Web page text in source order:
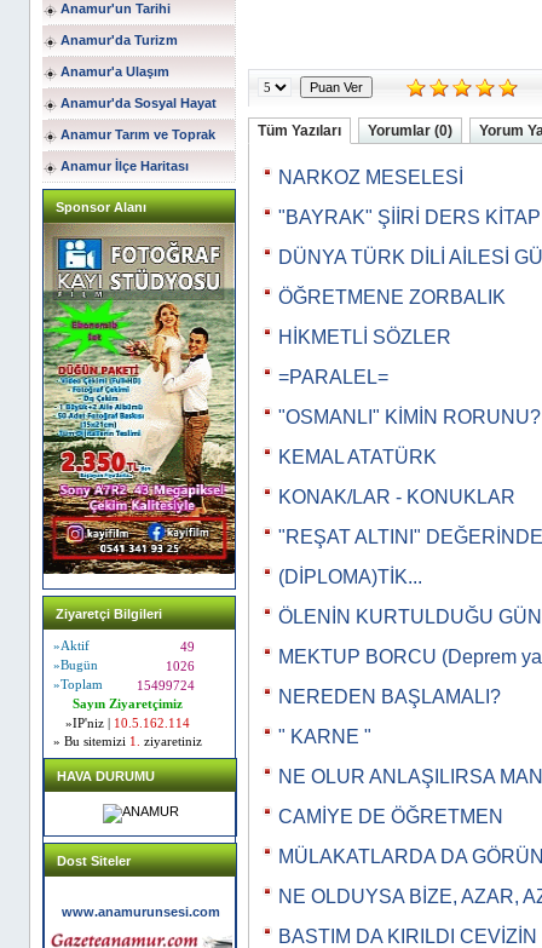
Anamur'un Tarihi
Anamur'da Turizm
Anamur'a Ulaşım
Anamur'da Sosyal Hayat
Anamur Tarım ve Toprak
Anamur İlçe Haritası
Sponsor Alanı
Ziyaretçi Bilgileri
»Aktif
49
»Bugün
1026
»Toplam
15499724
Sayın Ziyaretçimiz
»IP'niz |
10.5.162.114
» Bu sitemizi 1. ziyaretiniz
HAVA DURUMU
Dost Siteler
www.anamurunsesi.com
Tüm Yazıları Yorumlar (0) Yorum
NARKOZ MESELESİ
"BAYRAK" ŞİİRİ DERS
DÜNYA TÜRK DİLİ AİLESİ
ÖĞRETMENE ZORBALIK
HİKMETLİ SÖZLER
=PARALEL=
"OSMANLI" KİMİN RORUNU?
KEMAL ATATÜRK
KONAK/LAR - KONUKLAR
"REŞAT ALTINI"
(DİPLOMA)TİK...
ÖLENİN KURTULDUĞU GÜN
MEKTUP BORCU (Deprem
NEREDEN BAŞLAMALI?
" KARNE "
NE OLUR ANLAŞILIRSA
CAMİYE DE ÖĞRETMEN
MÜLAKATLARDA DA
NE OLDUYSA BİZE, AZAR,
BASTIM DA KIRILDI CEVİZİN